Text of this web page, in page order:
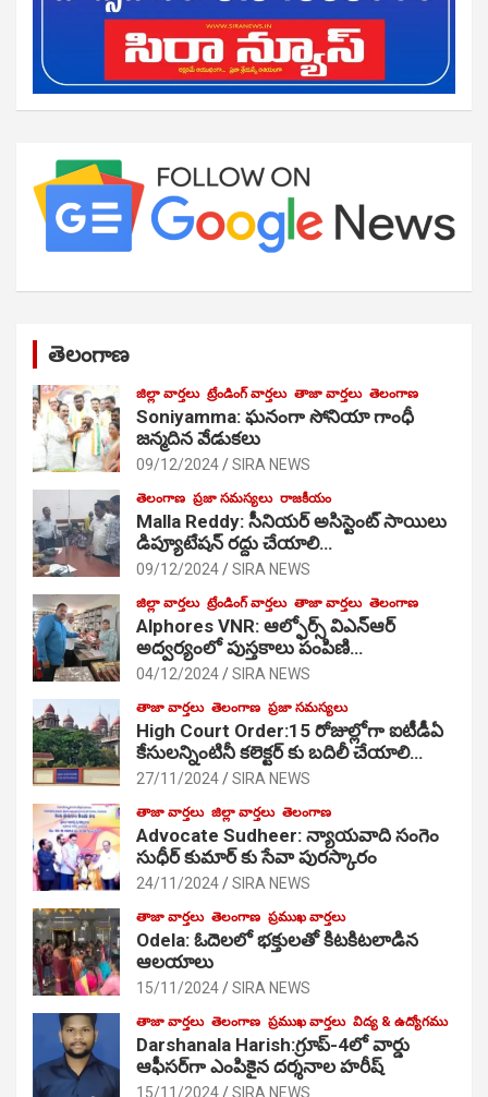
తెలంగాణ
జిల్లా వార్తలు ట్రేండింగ్ వార్తలు తాజా వార్తలు తెలంగాణ
Soniyamma: ఘ‌నంగా సోనియా గాంధీ
జ‌న్మ‌దిన వేడుక‌లు
09/12/2024 SIRA NEWS
తెలంగాణ ప్రజా సమస్యలు రాజకీయం
Malla Reddy: సీనియర్ అసిస్టెంట్ సాయిలు
డిప్యూటేషన్ రద్దు చేయాలి…
09/12/2024 SIRA NEWS
జిల్లా వార్తలు ట్రేండింగ్ వార్తలు తాజా వార్తలు తెలంగాణ
Alphores VNR: ఆల్ఫోర్స్ విఎన్ఆర్
అద్వర్యంలో పుస్తకాలు పంపిణి…
04/12/2024 SIRA NEWS
తాజా వార్తలు తెలంగాణ ప్రజా సమస్యలు
High Court Order:15 రోజుల్లోగా ఐటీడీఏ
కేసులన్నింటినీ కలెక్టర్ కు బదిలీ చేయాలి…
27/11/2024 SIRA NEWS
తాజా వార్తలు జిల్లా వార్తలు తెలంగాణ
Advocate Sudheer: న్యాయవాది సంగెం
సుధీర్ కుమార్ కు సేవా పురస్కారం
24/11/2024 SIRA NEWS
తాజా వార్తలు తెలంగాణ ప్రముఖ వార్తలు
Odela: ఓదెల‌లో భక్తులతో కిటకిటలాడిన
ఆల‌యాలు
15/11/2024 SIRA NEWS
తాజా వార్తలు తెలంగాణ ప్రముఖ వార్తలు విద్య & ఉద్యోగము
Darshanala Harish:గ్రూప్-4లో వార్డు
ఆఫీసర్‌గా ఎంపికైన దర్శనాల హరీష్
15/11/2024 SIRA NEWS